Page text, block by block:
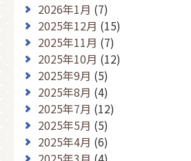
2026年1月 (7)
2025年12月 (15)
2025年11月 (7)
2025年10月 (12)
2025年9月 (5)
2025年8月 (4)
2025年7月 (12)
2025年5月 (5)
2025年4月 (6)